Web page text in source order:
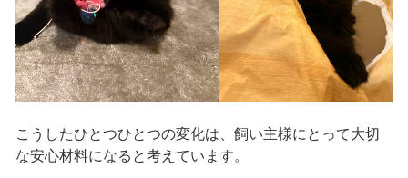
こうしたひとつひとつの変化は、飼い主様にとって大切
な安心材料になると考えています。